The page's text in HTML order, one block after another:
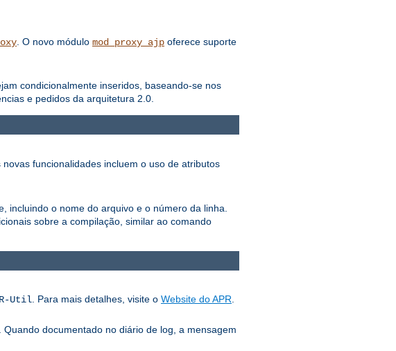
. O novo módulo mod_proxy_ajp oferece suporte
condicionalmente inseridos, baseando-se nos
e pedidos da arquitetura 2.0.
novas funcionalidades incluem o uso de atributos
incluindo o nome do arquivo e o número da linha.
sobre a compilação, similar ao comando
Util. Para mais detalhes, visite o Website do APR.
documentado no diário de log, a mensagem